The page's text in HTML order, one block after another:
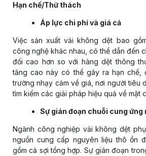
Hạn chế/Thử thách
Áp lực chi phí và giá cả
Việc sản xuất vải không dệt bao
công nghệ khác nhau, có thể dẫn đến
đối cao hơn so với hàng dệt thông
tăng cao này có thể gây ra hạn chế,
trường nhạy cảm về giá, nơi người tiêu
tìm kiếm các giải pháp hiệu quả về mặt
Sự gián đoạn chuỗi cung ứng
Ngành công nghiệp vải không dệt
nguồn cung cấp nguyên liệu thô ổn
gồm cả sợi tổng hợp. Sự gián đoạn